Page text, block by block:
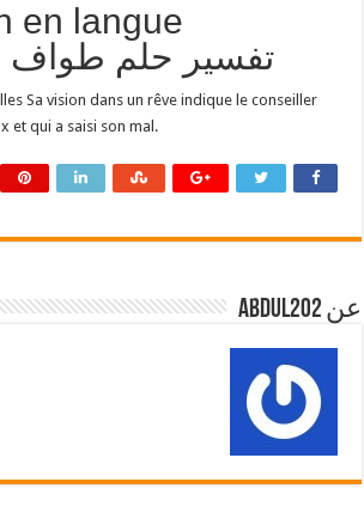
en langue
française تفسير حلم طواف
Sa vision dans un rêve indique le conseiller
et qui a saisi son mal.
عن abdul202